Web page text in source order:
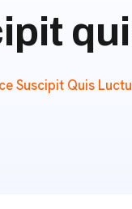
Suscipit Quis